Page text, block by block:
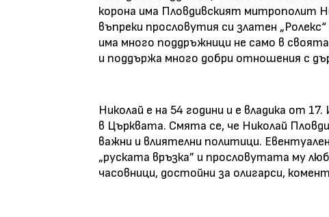
корона има Пловдивският митрополит
въпреки прословутия си златен
има много поддръжници не само в
и поддържа много добри отношения с
Николай е на 54 години и е владика от
в Църквата. Смята се, че Николай
важни и влиятелни политици.
„руската връзка” и прословутата му
часовници, достойни за олигарси,